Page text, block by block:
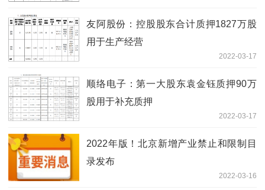
友阿股份：控股股东合计质押1827万股
用于生产经营
2022-03-17
顺络电子：第一大股东袁金钰质押90万
股用于补充质押
2022-03-17
2022年版！北京新增产业禁止和限制目
录发布
2022-03-16